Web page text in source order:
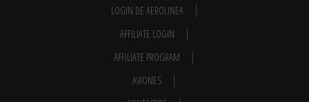
LOGIN DE AEROLINEA
AFFILIATE LOGIN
AFFILIATE PROGRAM
AVIONES